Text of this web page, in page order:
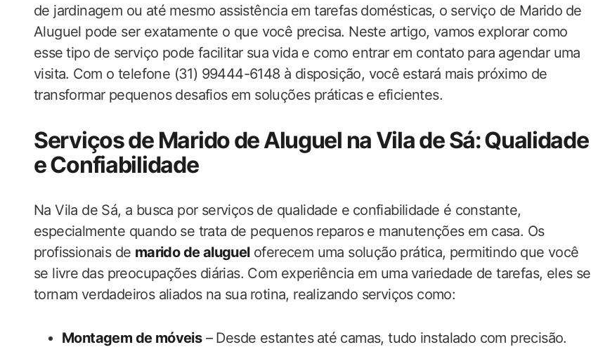
de jardinagem ou até mesmo assistência ⁢em‌ tarefas domésticas, ⁤o serviço de ​Marido ⁤de
Aluguel pode ser exatamente o que você precisa. Neste artigo, ‌vamos explorar como⁣
esse ⁤tipo de serviço ‌pode facilitar sua vida e como ‍entrar ​em contato para‍ agendar‌ uma
visita. ⁤Com o telefone (31) 99444-6148 à disposição, você ⁢estará mais próximo de
transformar ‌pequenos desafios em soluções práticas ⁣e‍ eficientes.
Serviços de Marido ‍de Aluguel na Vila de Sá: ⁤Qualidade‌
e Confiabilidade
Na‍ Vila de Sá, a busca por serviços de qualidade e⁤ confiabilidade ​é constante,
especialmente quando se trata de pequenos⁢ reparos e manutenções em casa. Os
profissionais de​ marido de alugueloferecem uma‌ solução prática, permitindo que você
se livre⁤ das​ preocupações diárias. Com experiência em uma ⁣variedade de tarefas, eles se
tornam​ verdadeiros aliados na‌ sua⁤ rotina, realizando serviços como:
Montagem de móveis– Desde estantes ⁤até ​camas, tudo ⁢instalado com precisão.